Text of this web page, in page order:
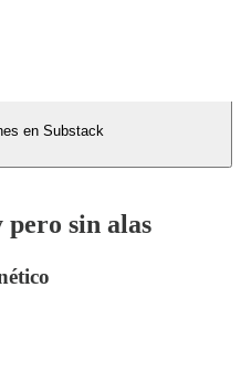
en Substack
sin alas